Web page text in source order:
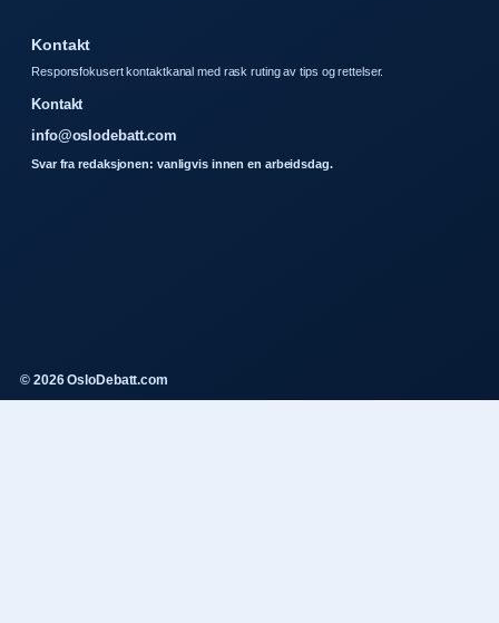
Kontakt
Responsfokusert kontaktkanal med rask ruting av tips og rettelser.
Kontakt
info@oslodebatt.com
Svar fra redaksjonen: vanligvis innen en arbeidsdag.
© 2026 OsloDebatt.com